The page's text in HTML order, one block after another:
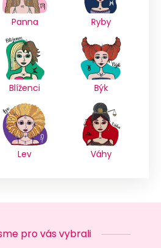
Panna Ryby
Blíženci Býk
Lev Váhy
pro vás vybrali